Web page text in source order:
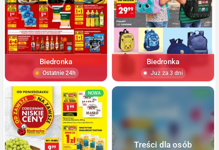
Biedronka
Ostatnie 24h
Biedronka
Już za 3 dni
NOWA
Treści dla osób